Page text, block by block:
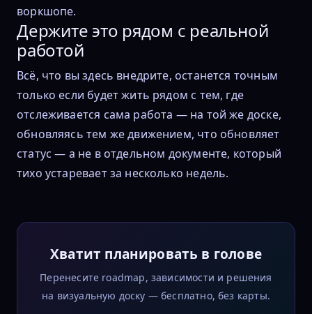
воркшопе.
Держите это рядом с реальной
работой
Всё, что вы здесь внедрите, останется точным
только если будет жить рядом с тем, где
отслеживается сама работа — на той же доске,
обновляясь тем же движением, что обновляет
статус — а не в отдельном документе, который
тихо устаревает за несколько недель.
Хватит планировать в голове
Перенесите roadmap, зависимости и решения
на визуальную доску — бесплатно, без карты.